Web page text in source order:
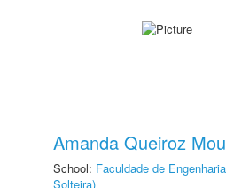
Amanda Queiroz
School: Faculdade de
Solteira)